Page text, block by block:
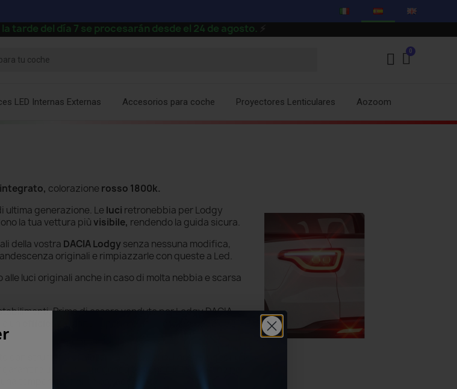
del día 7 se procesarán desde el 24 de agosto.⚡
LED Internas Externas Accesorios para coche Proyectores Lenticulares Aozoom
colorazione rosso 1800k.
ultima generazione. Le luci retronebbia per Lodgy
la tua vettura più visibile, rendendo la guida sicura.
della vostra DACIA Lodgysenza nessuna modifica,
originali e rimpiazzarle con queste a Led.
alle luci originali anche in caso di molta nebbia e scarsa
Prima di essere vendute per Lodgy DACIA
con strumenti di altissima precisione. I nostri ingegneri
una luce omogenea testando le lampadine per
temperatura di colore adeguata.